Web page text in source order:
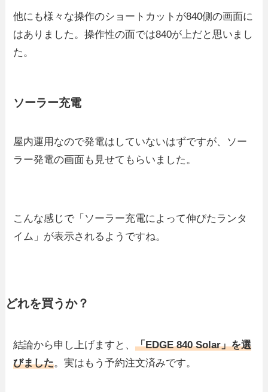
他にも様々な操作のショートカットが840側の画面に
はありました。操作性の面では840が上だと思いまし
た。
ソーラー充電
屋内運用なので発電はしていないはずですが、ソー
ラー発電の画面も見せてもらいました。
こんな感じで「ソーラー充電によって伸びたランタ
イム」が表示されるようですね。
どれを買うか？
結論から申し上げますと、「EDGE 840 Solar」を選
びました。実はもう予約注文済みです。